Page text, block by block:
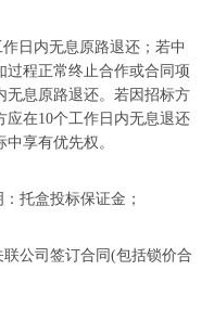
日内无息原路退还；若中
过程正常终止合作或合同项
无息原路退还。若因招标方
应在10个工作日内无息退还
享有优先权。
托盒投标保证金；
公司签订合同(包括锁价合